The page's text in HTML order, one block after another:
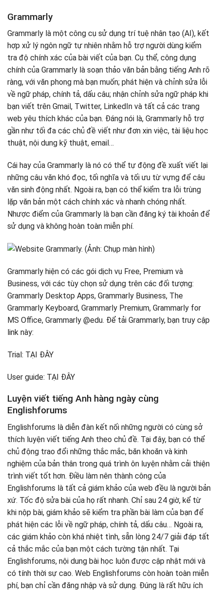
Grammarly
Grammarly là một công cụ sử dụng trí tuệ nhân tạo (AI), kết
hợp xử lý ngôn ngữ tự nhiên nhằm hỗ trợ người dùng kiểm
tra độ chính xác của bài viết của bạn. Cụ thể, công dụng
chính của Grammarly là soạn thảo văn bản bằng tiếng Anh rõ
ràng, với văn phong mà bạn muốn; phát hiện và chỉnh sửa lỗi
về ngữ pháp, chính tả, dấu câu; nhận chỉnh sửa ngữ pháp khi
bạn viết trên Gmail, Twitter, LinkedIn và tất cả các trang
web yêu thích khác của bạn. Đáng nói là, Grammarly hỗ trợ
gần như tối đa các chủ đề viết như đơn xin việc, tài liệu học
thuật, nội dung kỹ thuật, email…
Cái hay của Grammarly là nó có thể tự động đề xuất viết lại
những câu văn khó đọc, tối nghĩa và tối ưu từ vựng để câu
văn sinh động nhất. Ngoài ra, bạn có thể kiểm tra lỗi trùng
lặp văn bản một cách chính xác và nhanh chóng nhất.
Nhược điểm của Grammarly là bạn cần đăng ký tài khoản để
sử dụng và không hoàn toàn miễn phí.
Grammarly hiện có các gói dịch vụ Free, Premium và
Business, với các tùy chọn sử dụng trên các đối tượng:
Grammarly Desktop Apps, Grammarly Business, The
Grammarly Keyboard, Grammarly Premium, Grammarly for
MS Office, Grammarly @edu. Để tải Grammarly, bạn truy cập
link này:
Trial: TẠI ĐÂY
User guide: TẠI ĐÂY
Luyện viết tiếng Anh hàng ngày cùng
Englishforums
Englishforums là diễn đàn kết nối những người có cùng sở
thích luyện viết tiếng Anh theo chủ đề. Tại đây, bạn có thể
chủ động trao đổi những thắc mắc, băn khoăn và kinh
nghiệm của bản thân trong quá trình ôn luyện nhằm cải thiện
trình viết tốt hơn. Điều làm nên thành công của
Englishforums là tất cả giám khảo của web đều là người bản
xứ. Tốc độ sửa bài của họ rất nhanh. Chỉ sau 24 giờ, kể từ
khi nộp bài, giám khảo sẽ kiểm tra phần bài làm của bạn để
phát hiện các lỗi về ngữ pháp, chính tả, dấu câu… Ngoài ra,
các giám khảo còn khá nhiệt tình, sẵn lòng 24/7 giải đáp tất
cả thắc mắc của bạn một cách tường tận nhất. Tại
Englishforums, nội dung bài học luôn được cập nhật mới và
có tính thời sự cao. Web Englishforums còn hoàn toàn miễn
phí, bạn chỉ cần đăng nhập và sử dụng. Đúng là rất hữu ích